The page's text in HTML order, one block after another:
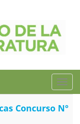
Concurso Nº